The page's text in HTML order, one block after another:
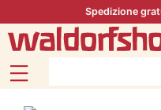
Spedizione